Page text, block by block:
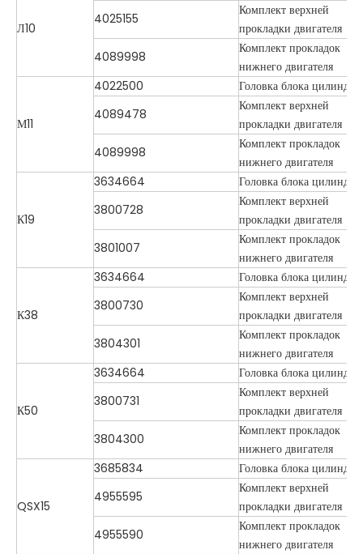
Л10
4025155
Комплект верхней
прокладки двигателя
4089998
Комплект прокладок
нижнего двигателя
М11
4022500
Головка блока
4089478
Комплект верхней
прокладки двигателя
4089998
Комплект прокладок
нижнего двигателя
К19
3634664
Головка блока
3800728
Комплект верхней
прокладки двигателя
3801007
Комплект прокладок
нижнего двигателя
К38
3634664
Головка блока
3800730
Комплект верхней
прокладки двигателя
3804301
Комплект прокладок
нижнего двигателя
К50
3634664
Головка блока
3800731
Комплект верхней
прокладки двигателя
3804300
Комплект прокладок
нижнего двигателя
QSX15
3685834
Головка блока
4955595
Комплект верхней
прокладки двигателя
4955590
Комплект прокладок
нижнего двигателя